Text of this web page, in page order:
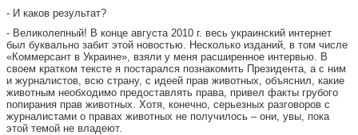
- И каков результат?
- Великолепный! В конце августа 2010 г. весь украинский интернет
был буквально забит этой новостью. Несколько изданий, в том числе
«Коммерсант в Украине», взяли у меня расширенное интервью. В
своем кратком тексте я постарался познакомить Президента, а с ним
и журналистов, всю страну, с идеей прав животных, объяснил, какие
животным необходимо предоставлять права, привел факты грубого
попирания прав животных. Хотя, конечно, серьезных разговоров с
журналистами о правах животных не получилось – они, увы, пока
этой темой не владеют.